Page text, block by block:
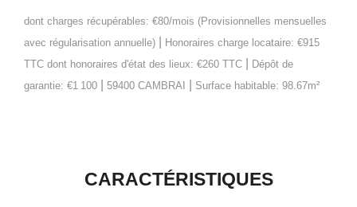
dont charges récupérables: €80/mois (Provisionnelles mensuelles
avec régularisation annuelle)
Honoraires charge locataire: €915
TTC dont honoraires d'état des lieux: €260 TTC
Dépôt de
garantie: €1 100
59400 CAMBRAI Surface habitable: 98.67m²
CARACTÉRISTIQUES